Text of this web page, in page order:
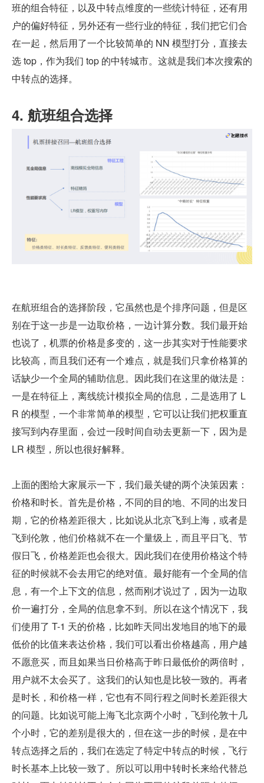
班的组合特征，以及中转点维度的一些统计特征，还有用
户的偏好特征，另外还有一些行业的特征，我们把它们合
在一起，然后用了一个比较简单的 NN 模型打分，直接去
选 top，作为我们 top 的中转城市。这就是我们本次搜索的
中转点的选择。
4. 航班组合选择
在航班组合的选择阶段，它虽然也是个排序问题，但是区
别在于这一步是一边取价格，一边计算分数。我们最开始
也说了，机票的价格是多变的，这一步其实对于性能要求
比较高，而且我们还有一个难点，就是我们只拿价格算的
话缺少一个全局的辅助信息。因此我们在这里的做法是：
一是在特征上，离线统计模拟全局的信息，二是选用了 L
R 的模型，一个非常简单的模型，它可以让我们把权重直
接写到内存里面，会过一段时间自动去更新一下，因为是
LR 模型，所以也很好解释。
上面的图给大家展示一下，我们最关键的两个决策因素：
价格和时长。首先是价格，不同的目的地、不同的出发日
期，它的价格差距很大，比如说从北京飞到上海，或者是
飞到伦敦，他们价格就不在一个量级上，而且平日飞、节
假日飞，价格差距也会很大。因此我们在使用价格这个特
征的时候就不会去用它的绝对值。最好能有一个全局的信
息，有一个上下文的信息，然而刚才说过了，因为一边取
价一遍打分，全局的信息拿不到。所以在这个情况下，我
们使用了 T-1 天的价格，比如昨天同出发地目的地下的最
低价的比值来表达价格，我们可以看出价格越高，用户越
不愿意买，而且如果当日价格高于昨日最低价的两倍时，
用户就不太会买了。这我们的认知也是比较一致的。再者
是时长，和价格一样，它也有不同行程之间时长差距很大
的问题。比如说可能上海飞北京两个小时，飞到伦敦十几
个小时，它的差别是很大的，但在这一步的时候，是在中
转点选择之后的，我们在选定了特定中转点的时候，飞行
时长基本上比较一致了。所以可以用中转时长来给代替总